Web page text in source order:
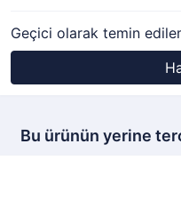
Geçici olarak temin
Bu ürünün yerine